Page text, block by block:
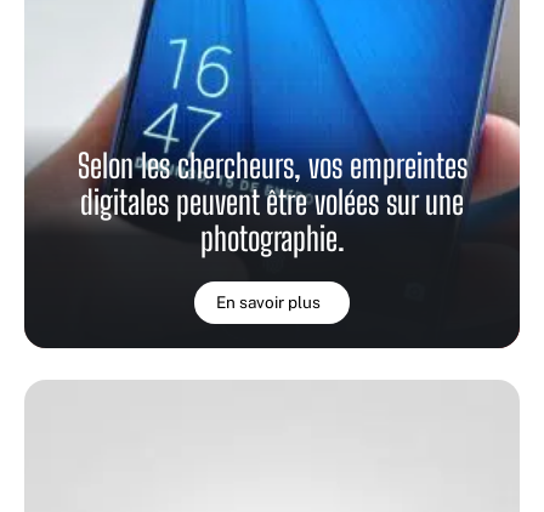
Selon les chercheurs, vos empreintes
digitales peuvent être volées sur une
photographie.
En savoir plus